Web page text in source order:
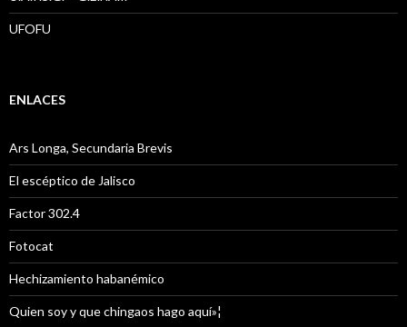
UFOFU
ENLACES
Ars Longa, Secundaria Brevis
El escéptico de Jalisco
Factor 302.4
Fotocat
Hechizamiento habanémico
Quien soy y que chingaos hago aquí»¦